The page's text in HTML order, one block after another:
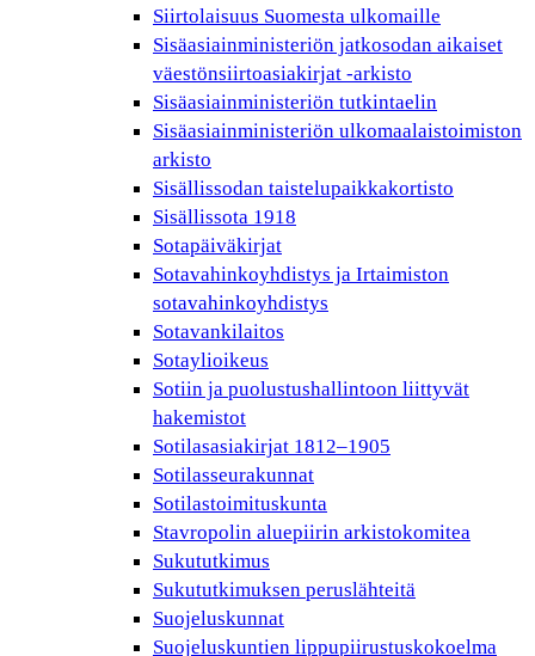
Siirtolaisuus Suomesta ulkomaille
Sisäasiainministeriön jatkosodan aikaiset
väestönsiirtoasiakirjat -arkisto
Sisäasiainministeriön tutkintaelin
Sisäasiainministeriön ulkomaalaistoimiston
arkisto
Sisällissodan taistelupaikkakortisto
Sisällissota 1918
Sotapäiväkirjat
Sotavahinkoyhdistys ja Irtaimiston
sotavahinkoyhdistys
Sotavankilaitos
Sotaylioikeus
Sotiin ja puolustushallintoon liittyvät
hakemistot
Sotilasasiakirjat 1812–1905
Sotilasseurakunnat
Sotilastoimituskunta
Stavropolin aluepiirin arkistokomitea
Sukututkimus
Sukututkimuksen peruslähteitä
Suojeluskunnat
Suojeluskuntien lippupiirustuskokoelma